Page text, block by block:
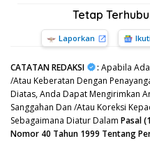
Tetap
Laporkan
CATATAN REDAKSI : Apabila
/Atau Keberatan Dengan
Diatas, Anda Dapat Mengirimkan
Sanggahan Dan /Atau Koreksi
Sebagaimana Diatur Dalam Pasal
Nomor 40 Tahun 1999 Tentang